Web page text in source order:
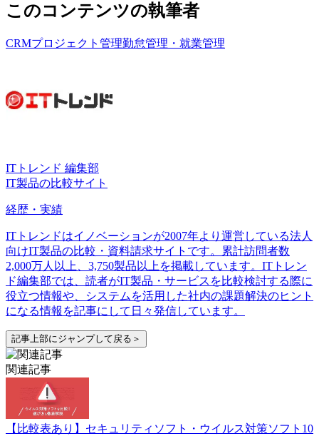
このコンテンツの執筆者
CRMプロジェクト管理勤怠管理・就業管理
ITトレンド 編集部
IT製品の比較サイト
経歴・実績
ITトレンドはイノベーションが2007年より運営している法人
向けIT製品の比較・資料請求サイトです。累計訪問者数
2,000万人以上、3,750製品以上を掲載しています。ITトレン
ド編集部では、読者がIT製品・サービスを比較検討する際に
役立つ情報や、システムを活用した社内の課題解決のヒント
になる情報を記事にして日々発信しています。
記事上部にジャンプして戻る＞
関連記事
【比較表あり】セキュリティソフト・ウイルス対策ソフト10